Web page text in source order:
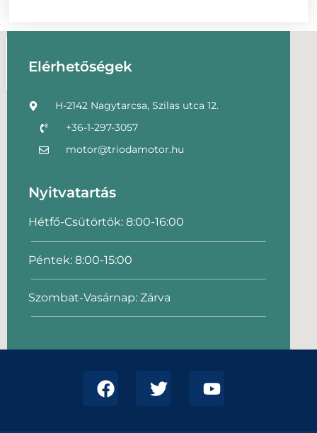
Elérhetőségek
H-2142 Nagytarcsa, Szilas utca 12.
+36-1-297-3057
motor@triodamotor.hu
Nyitvatartás
Hétfő-Csütörtök: 8:00-16:00
Péntek: 8:00-15:00
Szombat-Vasárnap: Zárva